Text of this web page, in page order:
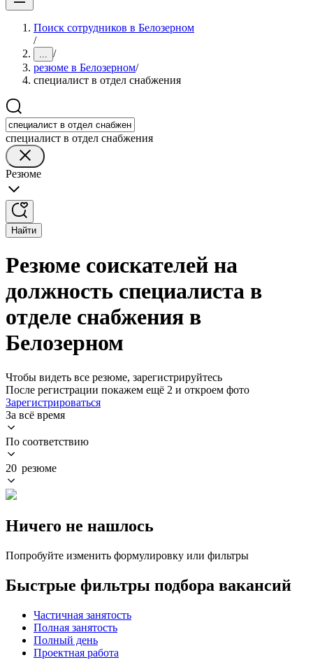
Поиск сотрудников в Белозерном
/
... /
резюме в Белозерном/
специалист в отдел снабжения
специалист в отдел снабжения
Резюме
Найти
Резюме соискателей на
должность специалиста в
отделе снабжения в
Белозерном
Чтобы видеть все резюме, зарегистрируйтесь
После регистрации покажем ещё 2 и откроем фото
Зарегистрироваться
За всё время
По соответствию
20 резюме
Ничего не нашлось
Попробуйте изменить формулировку или фильтры
Быстрые фильтры подбора вакансий
Частичная занятость
Полная занятость
Полный день
Проектная работа